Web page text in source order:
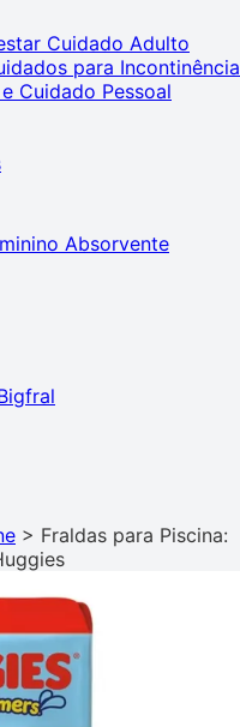
Cuidado Adulto
para Incontinência
Cuidado Pessoal
Absorvente
> Fraldas para Piscina: